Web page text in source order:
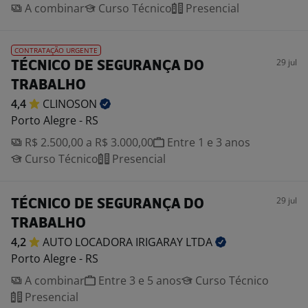
A combinar
Curso Técnico Presencial
CONTRATAÇÃO URGENTE
TÉCNICO DE SEGURANÇA DO
TRABALHO
29 jul
4,4
CLINOSON
Porto Alegre - RS
R$ 2.500,00 a R$ 3.000,00
Entre 1 e 3 anos
Curso Técnico
Presencial
TÉCNICO DE SEGURANÇA DO
TRABALHO
29 jul
4,2 AUTO LOCADORA IRIGARAY LTDA
Porto Alegre - RS
A combinar
Entre 3 e 5 anos
Curso Técnico
Presencial